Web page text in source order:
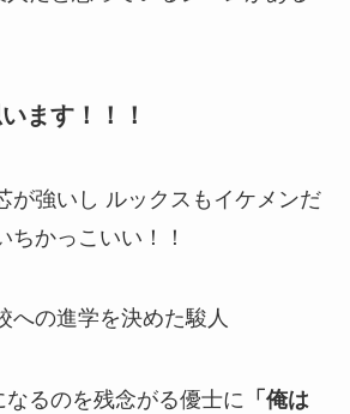
ます！！！
が強いし ルックスもイケメンだ
ちかっこいい！！
への進学を決めた駿人
るのを残念がる優士に 「俺は